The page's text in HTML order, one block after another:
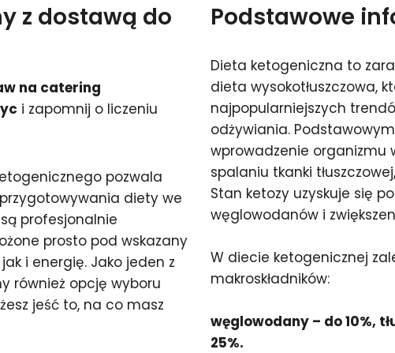
z dostawą do
na catering
i zapomnij o liczeniu
pozwala
diety we
są profesjonalnie
prosto pod wskazany
i energię. Jako jeden z
również opcję wyboru
jeść to, na co masz
Podstawowe
Dieta ketogeniczna to
dieta wysokotłuszczowa,
najpopularniejszych
odżywiania.
wprowadzenie organizmu
spalaniu tkanki
Stan ketozy uzyskuje się
węglowodanów i
W diecie ketogenicznej
makroskładników:
węglowodany – do 10%,
25%.